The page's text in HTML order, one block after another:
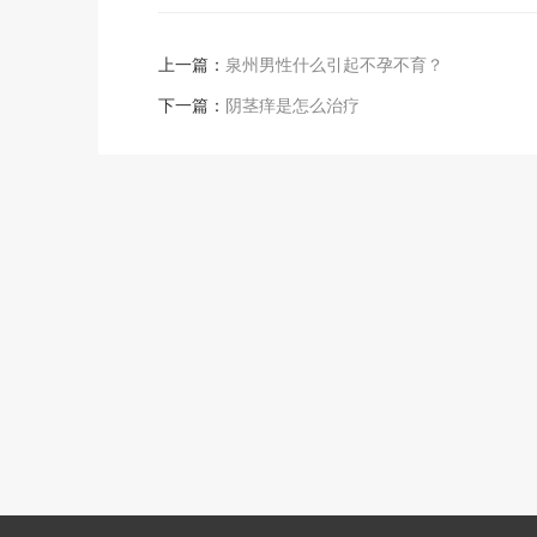
上一篇： 泉州男性什么引起不孕不育？
下一篇： 阴茎痒是怎么治疗